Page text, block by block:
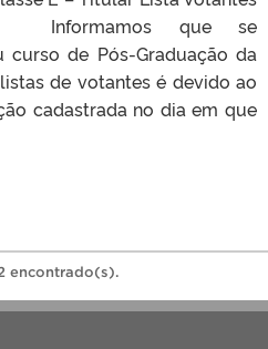
Informamos que se
de Pós-Graduação da
de votantes é devido ao
cadastrada no dia em que
encontrado(s).